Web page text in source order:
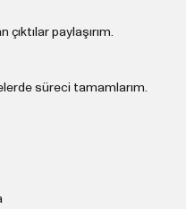
paylaşırım.
süreci tamamlarım.